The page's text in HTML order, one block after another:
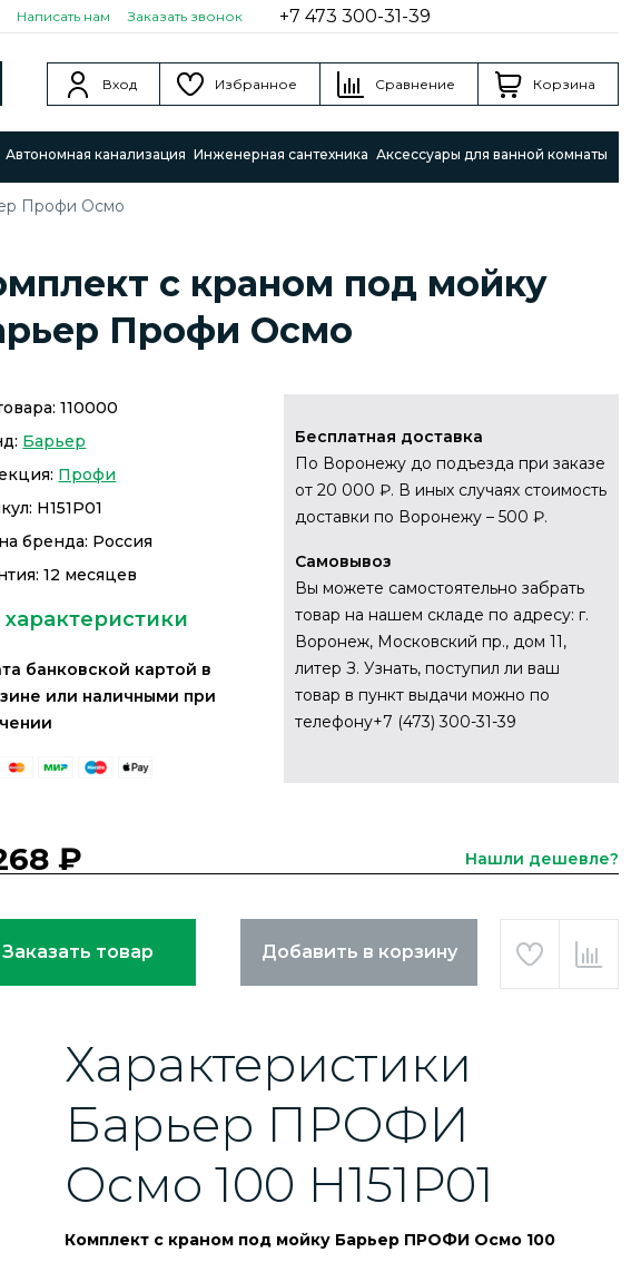
Написать нам Заказать звонок +7 473 300-31-39
Вход Избранное Сравнение Корзина
Автономная канализация Инженерная сантехника Аксессуары для ванной комнаты
Профи Осмо
с краном под мойку
Профи Осмо
110000
Барьер
Профи
Н151Р01
бренда: Россия
12 месяцев
характеристики
банковской картой в
или наличными при
Бесплатная доставка
По Воронежу до подъезда при заказе
от 20 000 ₽. В иных случаях стоимость
доставки по Воронежу – 500 ₽.
Самовывоз
Вы можете самостоятельно забрать
товар на нашем складе по адресу: г.
Воронеж, Московский пр., дом 11,
литер З. Узнать, поступил ли ваш
товар в пункт выдачи можно по
телефону+7 (473) 300-31-39
₽ Нашли дешевле?
Заказать товар Добавить в корзину
Характеристики
Барьер ПРОФИ
Осмо 100 Н151Р01
Комплект с краном под мойку Барьер ПРОФИ Осмо 100